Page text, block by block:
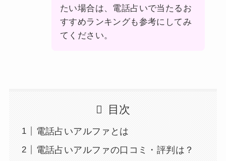
たい場合は、電話占いで当たるお
すすめランキングも参考にしてみ
てください。
目次
電話占いアルファとは
電話占いアルファの口コミ・評判は？